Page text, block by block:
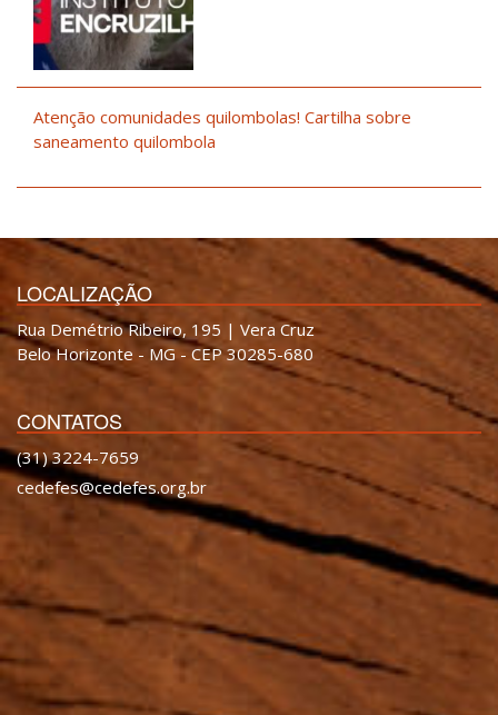
Atenção comunidades quilombolas! Cartilha sobre
saneamento quilombola
LOCALIZAÇÃO
Rua Demétrio Ribeiro, 195 | Vera Cruz
Belo Horizonte - MG - CEP 30285-680
CONTATOS
(31) 3224-7659
cedefes@cedefes.org.br